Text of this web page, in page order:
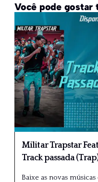
Você pode gostar
Militar Trapstar
Track passada
Baixe as novas